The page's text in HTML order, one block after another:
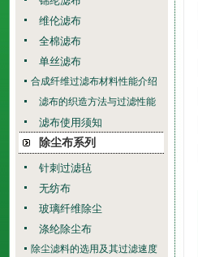
维伦滤布
全棉滤布
单丝滤布
合成纤维过滤布材料性能介绍
滤布的织造方法与过滤性能
滤布使用须知
除尘布系列
针刺过滤毡
无纺布
玻璃纤维除尘
涤纶除尘布
除尘滤料的选用及其过滤速度